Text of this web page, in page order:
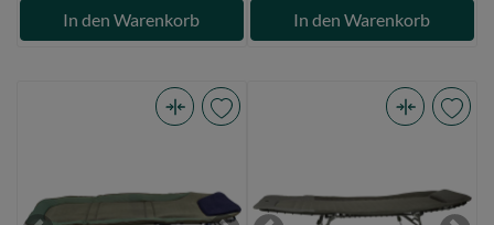
In den Warenkorb In den Warenkorb
Bed
Bedchair